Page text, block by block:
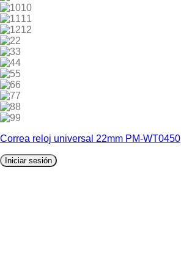
10
11
12
2
3
4
5
6
7
8
9
Correa reloj universal 22mm PM-WT0450
Iniciar sesión